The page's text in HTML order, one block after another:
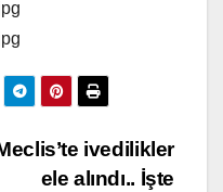
ivedilikler
ele alındı.. İşte